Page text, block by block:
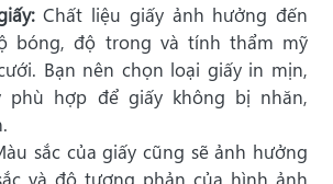
Chất liệu giấy ảnh hưởng đến
bóng, độ trong và tính thẩm mỹ
Bạn nên chọn loại giấy in mịn,
phù hợp để giấy không bị nhăn,
sắc của giấy cũng sẽ ảnh hưởng
và độ tương phản của hình ảnh